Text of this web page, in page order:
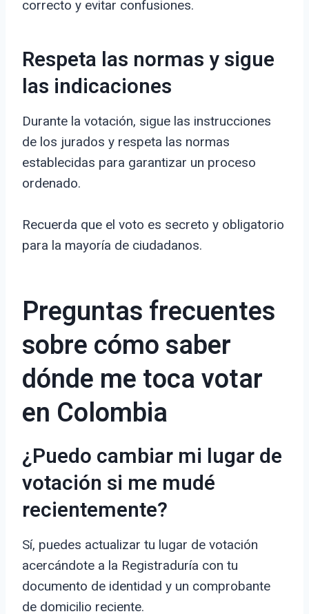
correcto y evitar confusiones.
Respeta las normas y sigue
las indicaciones
Durante la votación, sigue las instrucciones
de los jurados y respeta las normas
establecidas para garantizar un proceso
ordenado.
Recuerda que el voto es secreto y obligatorio
para la mayoría de ciudadanos.
Preguntas frecuentes
sobre cómo saber
dónde me toca votar
en Colombia
¿Puedo cambiar mi lugar de
votación si me mudé
recientemente?
Sí, puedes actualizar tu lugar de votación
acercándote a la Registraduría con tu
documento de identidad y un comprobante
de domicilio reciente.